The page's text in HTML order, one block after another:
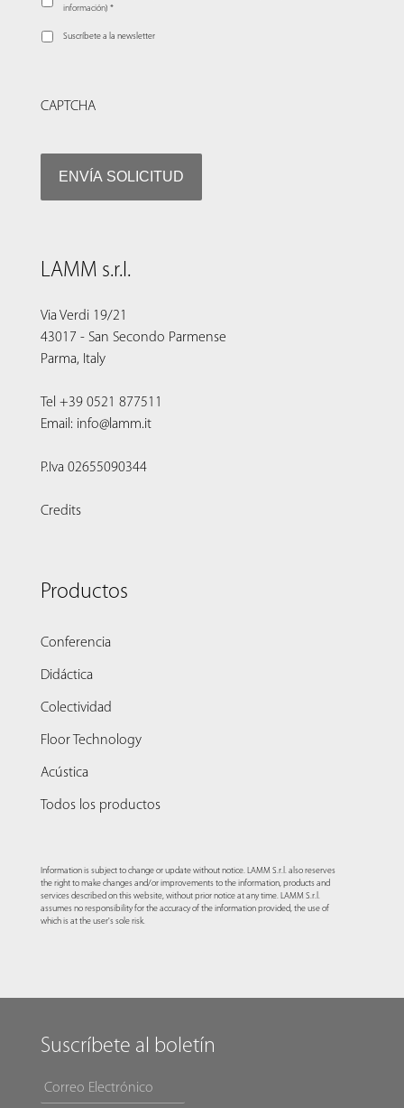
información) *
Suscríbete a la newsletter
CAPTCHA
LAMM s.r.l.
Via Verdi 19/21
43017 - San Secondo Parmense
Parma, Italy
Tel +39 0521 877511
Email: info@lamm.it
P.Iva 02655090344
Credits
Productos
Conferencia
Didáctica
Colectividad
Floor Technology
Acústica
Todos los productos
Information is subject to change or update without notice. LAMM S.r.l. also reserves
the right to make changes and/or improvements to the information, products and
services described on this website, without prior notice at any time. LAMM S.r.l.
assumes no responsibility for the accuracy of the information provided, the use of
which is at the user's sole risk.
Suscríbete al boletín